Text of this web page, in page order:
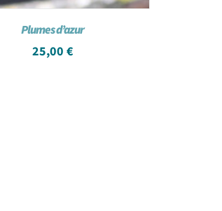
Plumes d’azur
25,00 €